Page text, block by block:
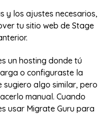
y los ajustes necesarios,
tu sitio web de Stage
un hosting donde tú
o configuraste la
sugiero algo similar, pero
manual. Cuando
usar Migrate Guru para